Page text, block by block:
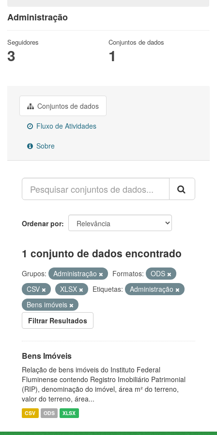
Administração
Seguidores
3
Conjuntos de dados
1
Conjuntos de dados
Fluxo de Atividades
Sobre
Ordenar por
1 conjunto de dados encontrado
Grupos: Administração Formatos:
ODS
CSV
XLSX Etiquetas:
Administração
Bens imóveis
Filtrar Resultados
Bens Imóveis
Relação de bens imóveis do Instituto Federal
Fluminense contendo Registro Imobiliário Patrimonial
(RIP), denominação do imóvel, área m² do terreno,
valor do terreno, área...
CSV ODS XLSX